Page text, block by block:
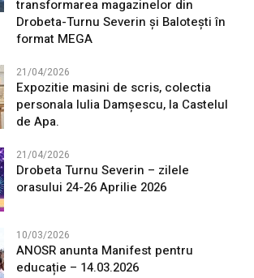
transformarea magazinelor din
Drobeta-Turnu Severin și Balotești în
format MEGA
21/04/2026
Expozitie masini de scris, colectia
personala Iulia Damșescu, la Castelul
de Apa.
21/04/2026
Drobeta Turnu Severin – zilele
orasului 24-26 Aprilie 2026
10/03/2026
ANOSR anunta Manifest pentru
educație – 14.03.2026